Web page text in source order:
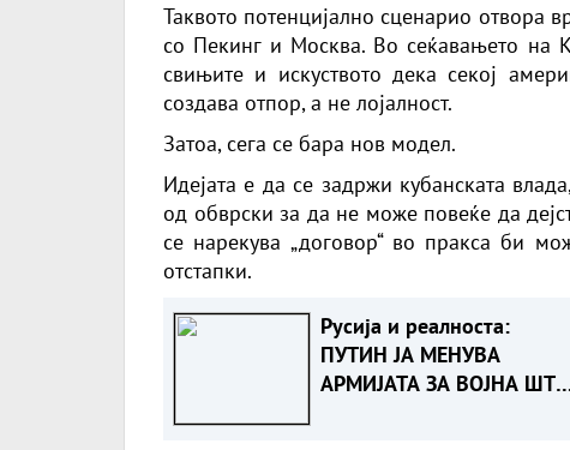
Таквото потенцијално сценарио отвора
со Пекинг и Москва. Во сеќавањето на
свињите и искуството дека секој
создава отпор, а не лојалност.
Затоа, сега се бара нов модел.
Идејата е да се задржи кубанската
од обврски за да не може повеќе да
се нарекува „договор“ во пракса би
отстапки.
Русија и реалноста:
ПУТИН ЈА МЕНУВА
АРМИЈАТА ЗА ВОЈНА ШТО